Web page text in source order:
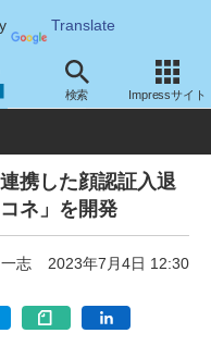
Translate
検索 Impressサイト
国内
携した顔認証入退
ネ」を開発
志 2023年7月4日 12:30